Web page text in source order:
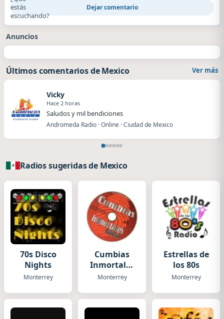
estás
escuchando?
Dejar comentario
Anuncios
Últimos comentarios de Mexico Ver más
Vicky
Hace 2 horas
Saludos y mil bendiciones
Andromeda Radio · Online · Ciudad de Mexico
Radios sugeridas de Mexico
70s Disco
Nights
Monterrey
Cumbias
Inmortales
Radio
Monterrey
Estrellas de
los 80s
Monterrey